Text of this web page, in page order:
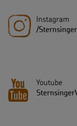
Instagram
/Sternsinger
Youtube